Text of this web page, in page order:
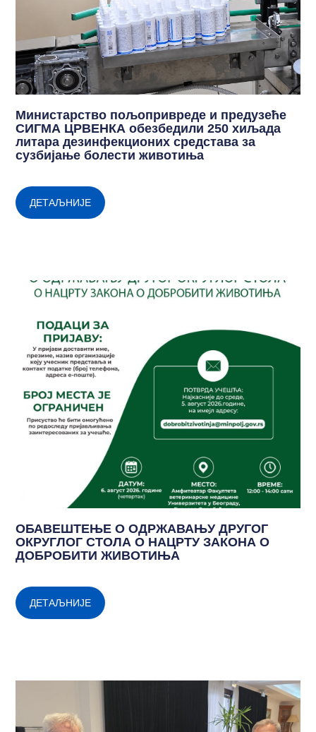
Министарство пољопривреде и предузеће
СИГМА ЦРВЕНКА обезбедили 250 хиљада
литара дезинфекционих средстава за
сузбијање болести животиња
ДЕТАЉНИЈЕ
ОБАВЕШТЕЊЕ О ОДРЖАВАЊУ ДРУГОГ
ОКРУГЛОГ СТОЛА О НАЦРТУ ЗАКОНА О
ДОБРОБИТИ ЖИВОТИЊА
ДЕТАЉНИЈЕ